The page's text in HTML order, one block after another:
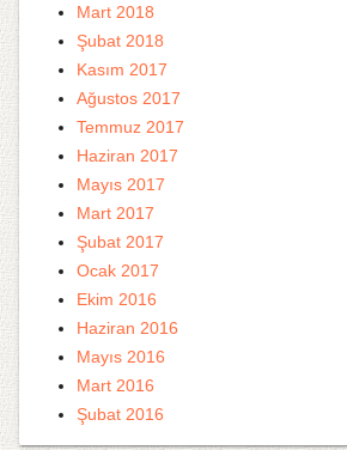
Mart 2018
Şubat 2018
Kasım 2017
Ağustos 2017
Temmuz 2017
Haziran 2017
Mayıs 2017
Mart 2017
Şubat 2017
Ocak 2017
Ekim 2016
Haziran 2016
Mayıs 2016
Mart 2016
Şubat 2016